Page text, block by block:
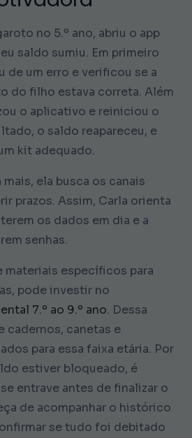
no 5.º ano, abriu o app
saldo sumiu. Em primeiro
de um erro e verificou se a
do filho estava correta. Além
o aplicativo e reiniciou o
o saldo reapareceu, e
kit adequado.
ela busca os canais
prazos. Assim, Carla orienta
os dados em dia e a
senhas.
materiais específicos para
pode investir no
7.º ao 9.º ano. Dessa
cadernos, canetas e
para essa faixa etária. Por
estiver bloqueado, é
entrave antes de finalizar o
de acompanhar o histórico
se tudo foi debitado